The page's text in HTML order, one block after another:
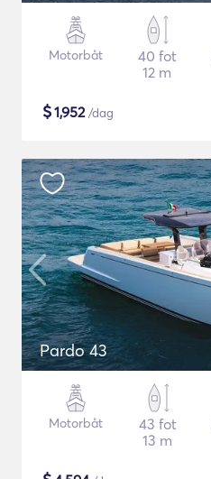
Motorbåt
40 fot
12 m
$1,952/dag
Pardo 43
Motorbåt
43 fot
13 m